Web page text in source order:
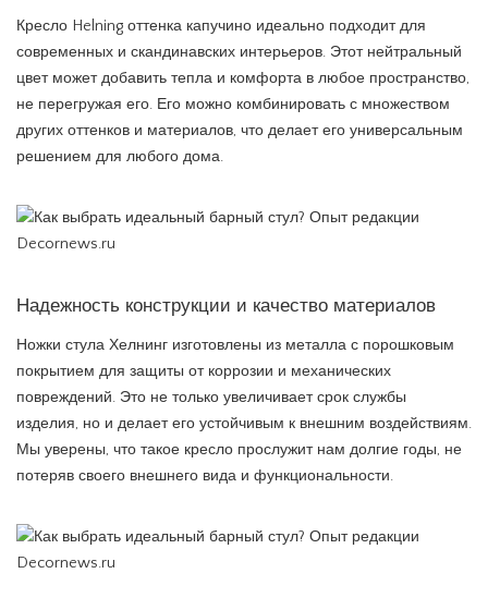
Кресло Helning оттенка капучино идеально подходит для
современных и скандинавских интерьеров. Этот нейтральный
цвет может добавить тепла и комфорта в любое пространство,
не перегружая его. Его можно комбинировать с множеством
других оттенков и материалов, что делает его универсальным
решением для любого дома.
Надежность конструкции и качество материалов
Ножки стула Хелнинг изготовлены из металла с порошковым
покрытием для защиты от коррозии и механических
повреждений. Это не только увеличивает срок службы
изделия, но и делает его устойчивым к внешним воздействиям.
Мы уверены, что такое кресло прослужит нам долгие годы, не
потеряв своего внешнего вида и функциональности.